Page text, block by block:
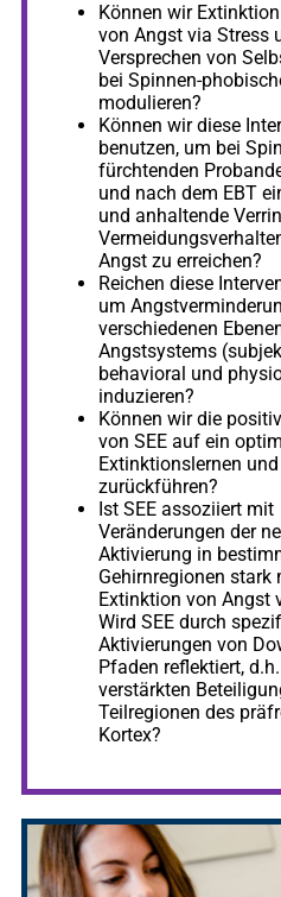
Können wir
von Angst via Stress
Versprechen von
bei Spinnen-
modulieren?
Können wir diese
benutzen, um bei
fürchtenden
und nach dem EBT
und anhaltende
Angst zu erreichen?
Reichen diese
um
verschiedenen
Angstsystems
behavioral und
induzieren?
Können wir die
von SEE auf ein
Extinktionslernen
zurückführen?
Ist SEE assoziiert mit
Veränderungen der
Aktivierung in
Gehirnregionen stark
Extinktion von Angst
Wird SEE durch
Aktivierungen von
Pfaden reflektiert,
verstärkten
Teilregionen des
Kortex?